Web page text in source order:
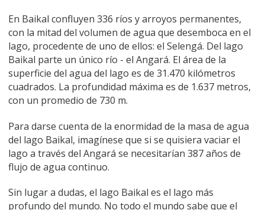
En Baikal confluyen 336 ríos y arroyos permanentes,
con la mitad del volumen de agua que desemboca en el
lago, procedente de uno de ellos: el Selengá. Del lago
Baikal parte un único río - el Angará. El área de la
superficie del agua del lago es de 31.470 kilómetros
cuadrados. La profundidad máxima es de 1.637 metros,
con un promedio de 730 m.
Para darse cuenta de la enormidad de la masa de agua
del lago Baikal, imagínese que si se quisiera vaciar el
lago a través del Angará se necesitarían 387 años de
flujo de agua continuo.
Sin lugar a dudas, el lago Baikal es el lago más
profundo del mundo. No todo el mundo sabe que el